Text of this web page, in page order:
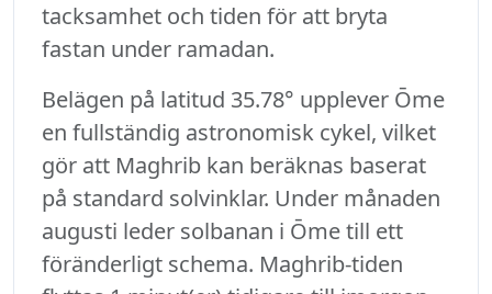
tacksamhet och tiden för att bryta
fastan under ramadan.
Belägen på latitud 35.78° upplever Ōme
en fullständig astronomisk cykel, vilket
gör att Maghrib kan beräknas baserat
på standard solvinklar. Under månaden
augusti leder solbanan i Ōme till ett
föränderligt schema. Maghrib-tiden